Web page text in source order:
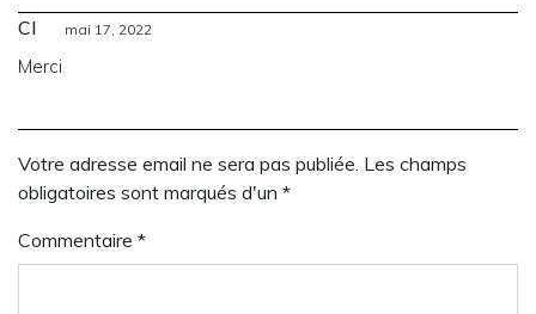
Cl mai 17, 2022
Merci
Votre adresse email ne sera pas publiée. Les champs
obligatoires sont marqués d'un *
Commentaire *